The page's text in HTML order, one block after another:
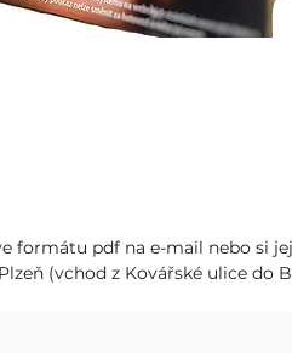
formátu pdf na e-mail nebo si
(vchod z Kovářské ulice do